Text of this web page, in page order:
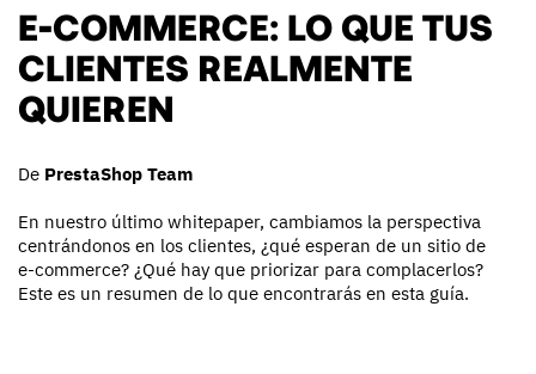
E-COMMERCE: LO QUE TUS
CLIENTES REALMENTE
QUIEREN
De PrestaShop Team
En nuestro último whitepaper, cambiamos la perspectiva
centrándonos en los clientes, ¿qué esperan de un sitio de
e-commerce? ¿Qué hay que priorizar para complacerlos?
Este es un resumen de lo que encontrarás en esta guía.